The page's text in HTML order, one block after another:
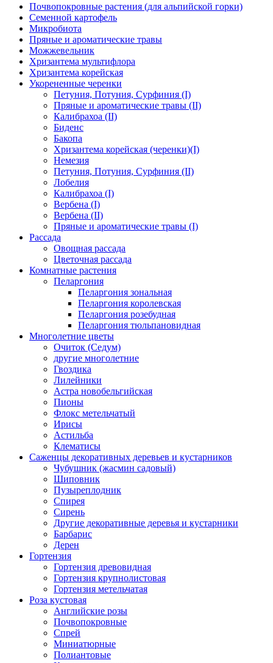
Почвопокровные растения (для альпийской горки)
Семенной картофель
Микробиота
Пряные и ароматические травы
Можжевельник
Хризантема мультифлора
Хризантема корейская
Укорененные черенки
Петуния, Потуния, Сурфиния (I)
Пряные и ароматические травы (II)
Калибрахоа (II)
Биденс
Бакопа
Хризантема корейская (черенки)(I)
Немезия
Петуния, Потуния, Сурфиния (II)
Лобелия
Калибрахоа (I)
Вербена (I)
Вербена (II)
Пряные и ароматические травы (I)
Рассада
Овощная рассада
Цветочная рассада
Комнатные растения
Пеларгония
Пеларгония зональная
Пеларгония королевская
Пеларгония розебудная
Пеларгония тюльпановидная
Многолетние цветы
Очиток (Седум)
другие многолетние
Гвоздика
Лилейники
Астра новобельгийская
Пионы
Флокс метельчатый
Ирисы
Астильба
Клематисы
Саженцы декоративных деревьев и кустарников
Чубушник (жасмин садовый)
Шиповник
Пузыреплодник
Спирея
Сирень
Другие декоративные деревья и кустарники
Барбарис
Дерен
Гортензия
Гортензия древовидная
Гортензия крупнолистовая
Гортензия метельчатая
Роза кустовая
Английские розы
Почвопокровные
Спрей
Миниатюрные
Полиантовые